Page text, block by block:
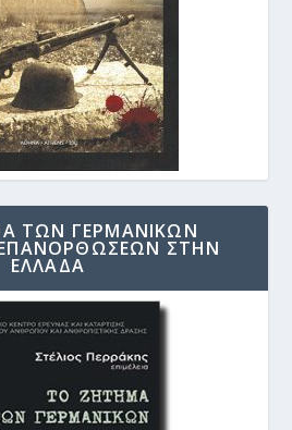
ΤΩΝ ΓΕΡΜΑΝΙΚΩΝ
ΣΤΗΝ
ΕΛΛΑΔΑ